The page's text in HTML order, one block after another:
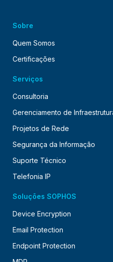
Sobre
Quem Somos
Certificações
Serviços
Consultoria
Gerenciamento de
Projetos de Rede
Segurança da Informação
Suporte Técnico
Telefonia IP
Soluções SOPHOS
Device Encryption
Email Protection
Endpoint Protection